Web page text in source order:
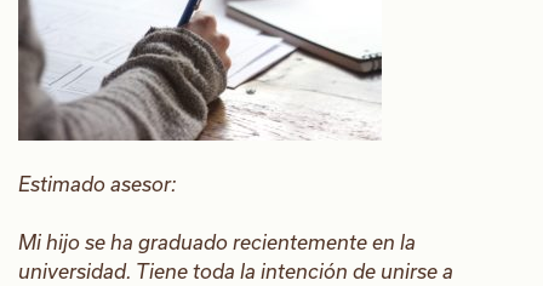
Estimado asesor:
Mi hijo se ha graduado recientemente en la
universidad. Tiene toda la intención de unirse a